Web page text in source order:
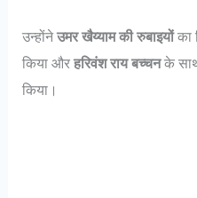
उन्होंनेउमर खैय्याम की रुबाइयोंका
किया औरहरिवंश राय बच्चनके
किया।